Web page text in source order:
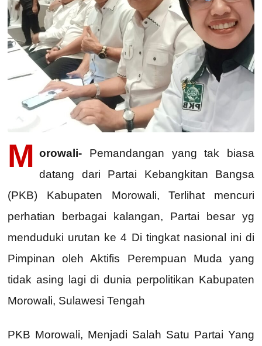
M orowali- Pemandangan yang tak biasa
datang dari Partai Kebangkitan Bangsa
(PKB) Kabupaten Morowali, Terlihat mencuri
perhatian berbagai kalangan, Partai besar yg
menduduki urutan ke 4 Di tingkat nasional ini di
Pimpinan oleh Aktifis Perempuan Muda yang
tidak asing lagi di dunia perpolitikan Kabupaten
Morowali, Sulawesi Tengah
PKB Morowali, Menjadi Salah Satu Partai Yang